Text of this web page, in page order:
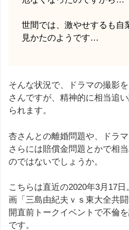
世間では、激やせするも自
見かたのようです…
そんな状況で、ドラマの撮影
さんですが、精神的に相当追
られます。
杏さんとの離婚問題や、ドラマ
さらには賠償金問題とかで相
のではないでしょうか。
こちらは直近の2020年3月17
画「三島由紀夫ｖｓ東大全共
開直前トークイベントで不倫
です。